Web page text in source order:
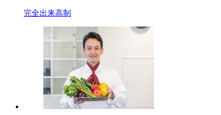
完全出来高制